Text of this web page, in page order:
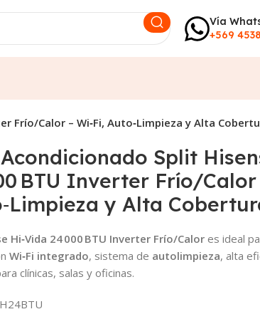
Vía
+569
Frío/Calor – Wi‑Fi, Auto‑Limpieza y Alta
Split
BTU Inverter Frío/Calor
y Alta
Hi‑Vida 24 000 BTU Inverter Frío/Calor es ideal
Wi‑Fi integrado, sistema de autolimpieza, alta
clínicas, salas y oficinas.